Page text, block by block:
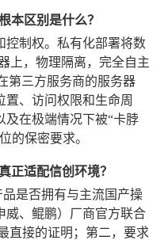
本区别是什么？
控制权。私有化部署将数
上，物理隔离，完全自主
第三方服务商的服务器
置、访问权限和生命周
及在极端情况下被“卡脖
的保密要求。
正适配信创环境？
是否拥有与主流国产操
威、鲲鹏）厂商官方联合
直接的证明；第二，要求